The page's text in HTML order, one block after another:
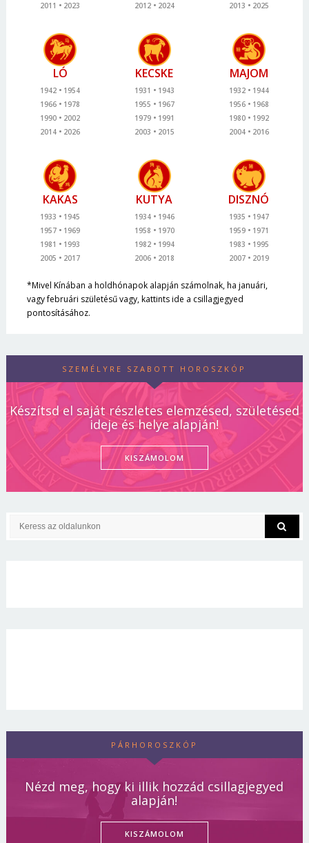
2011
2023
2012
2024
2013
2025
LÓ
1942
1954
1966
1978
1990
2002
2014
2026
KECSKE
1931
1943
1955
1967
1979
1991
2003
2015
MAJOM
1932
1944
1956
1968
1980
1992
2004
2016
KAKAS
1933
1945
1957
1969
1981
1993
2005
2017
KUTYA
1934
1946
1958
1970
1982
1994
2006
2018
DISZNÓ
1935
1947
1959
1971
1983
1995
2007
2019
*Mivel Kínában a holdhónapok alapján számolnak, ha januári,
vagy februári születésű vagy, kattints ide a csillagjegyed
pontosításához.
SZEMÉLYRE SZABOTT HOROSZKÓP
Készítsd el saját részletes elemzésed, születésed
ideje és helye alapján!
KISZÁMOLOM
PÁRHOROSZKÓP
Nézd meg, hogy ki illik hozzád csillagjegyed
alapján!
KISZÁMOLOM